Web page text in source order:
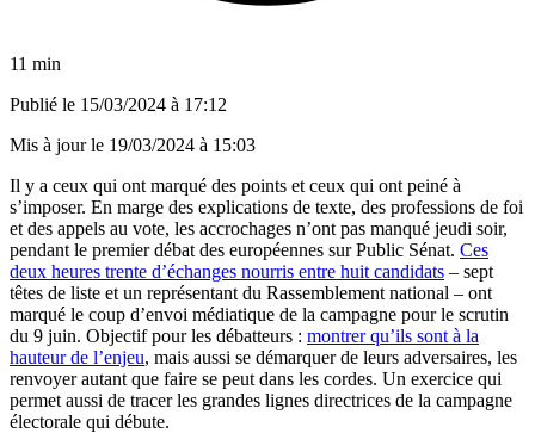
11 min
Publié le 15/03/2024 à 17:12
Mis à jour le 19/03/2024 à 15:03
Il y a ceux qui ont marqué des points et ceux qui ont peiné à
s’imposer. En marge des explications de texte, des professions de foi
et des appels au vote, les accrochages n’ont pas manqué jeudi soir,
pendant le premier débat des européennes sur Public Sénat. Ces
deux heures trente d’échanges nourris entre huit candidats – sept
têtes de liste et un représentant du Rassemblement national – ont
marqué le coup d’envoi médiatique de la campagne pour le scrutin
du 9 juin. Objectif pour les débatteurs : montrer qu’ils sont à la
hauteur de l’enjeu, mais aussi se démarquer de leurs adversaires, les
renvoyer autant que faire se peut dans les cordes. Un exercice qui
permet aussi de tracer les grandes lignes directrices de la campagne
électorale qui débute.